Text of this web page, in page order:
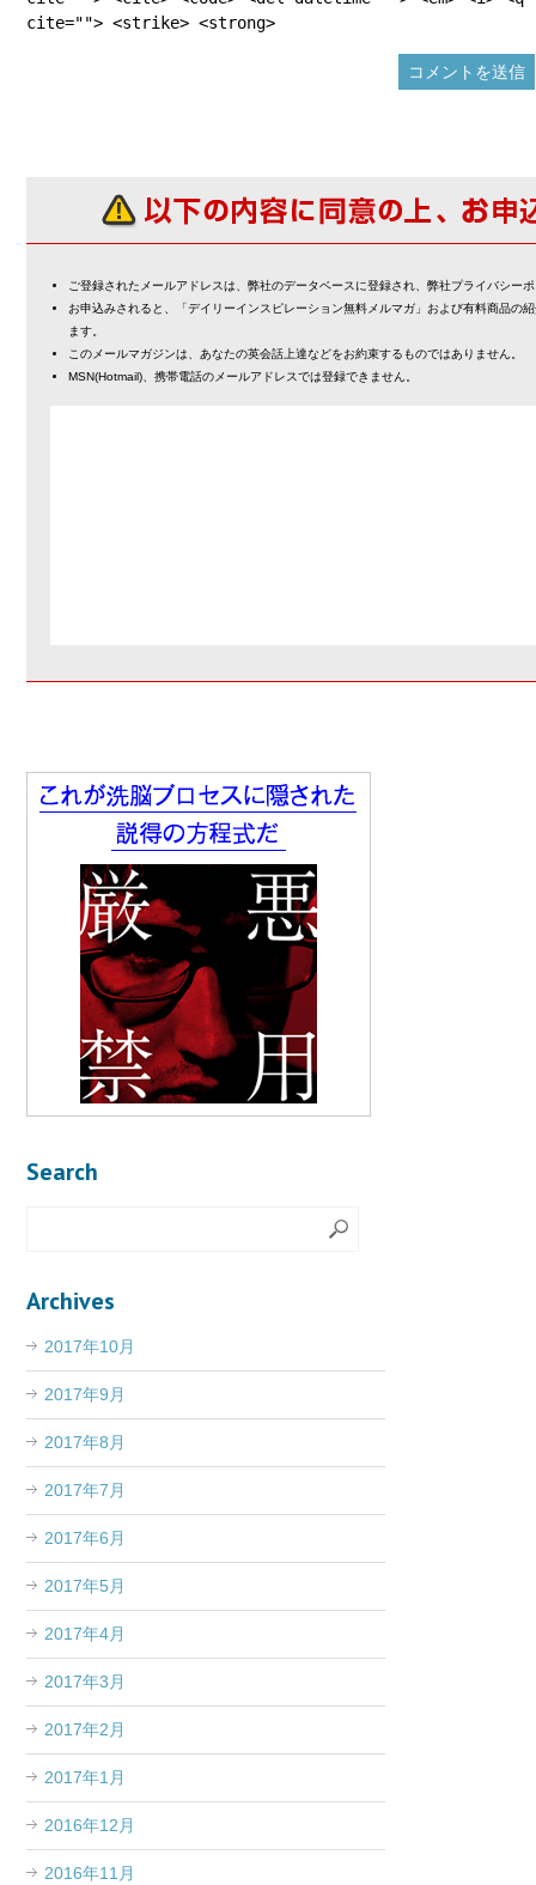
cite=""> <strike> <strong>
ご登録されたメールアドレスは、弊社のデータベースに登録され、弊社プライバシー
お申込みされると、「デイリーインスピレーション無料メルマガ」および有料商品の
ます。
このメールマガジンは、あなたの英会話上達などをお約束するものではありません。
MSN(Hotmail)、携帯電話のメールアドレスでは登録できません。
Search
Archives
2017年10月
2017年9月
2017年8月
2017年7月
2017年6月
2017年5月
2017年4月
2017年3月
2017年2月
2017年1月
2016年12月
2016年11月